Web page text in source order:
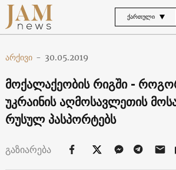
ᲥᲐᲠᲗᲣᲚᲘ
არქივი - 30.05.2019
მოქალაქეობის რიგში -
უკრაინის აღმოსავლეთის
რუსულ პასპორტებს
გაზიარება